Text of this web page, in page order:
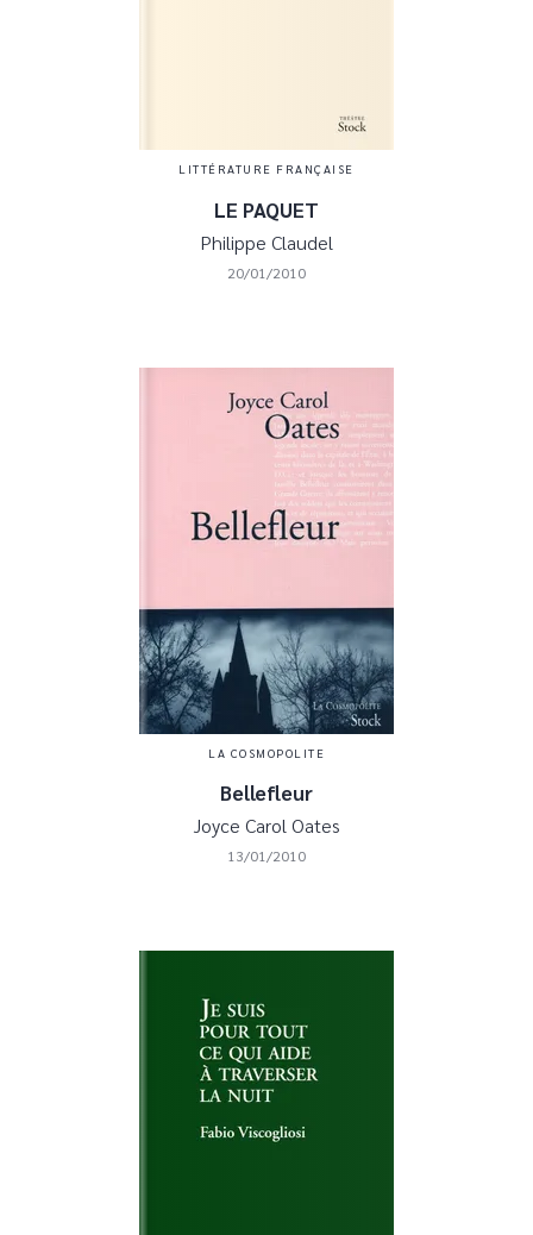
LITTÉRATURE FRANÇAISE
LE PAQUET
Philippe Claudel
20/01/2010
LA COSMOPOLITE
Bellefleur
Joyce Carol Oates
13/01/2010